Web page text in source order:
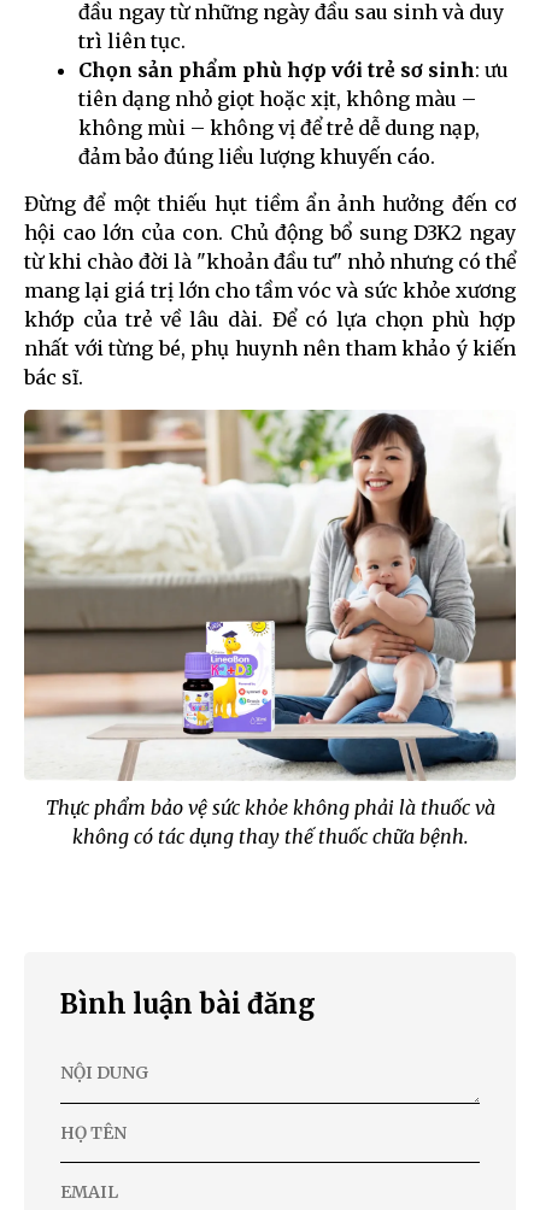
đầu ngay từ những ngày đầu sau sinh và duy
trì liên tục.
Chọn sản phẩm phù hợp với trẻ sơ sinh: ưu
tiên dạng nhỏ giọt hoặc xịt, không màu –
không mùi – không vị để trẻ dễ dung nạp,
đảm bảo đúng liều lượng khuyến cáo.
Đừng để một thiếu hụt tiềm ẩn ảnh hưởng đến cơ
hội cao lớn của con. Chủ động bổ sung D3K2 ngay
từ khi chào đời là "khoản đầu tư" nhỏ nhưng có thể
mang lại giá trị lớn cho tầm vóc và sức khỏe xương
khớp của trẻ về lâu dài. Để có lựa chọn phù hợp
nhất với từng bé, phụ huynh nên tham khảo ý kiến
bác sĩ.
Thực phẩm bảo vệ sức khỏe không phải là thuốc và
không có tác dụng thay thế thuốc chữa bệnh.
Bình luận bài đăng